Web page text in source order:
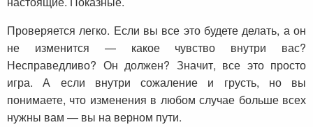
Проверяется легко. Если вы все это будете делать, а он
не изменится — какое чувство внутри вас?
Несправедливо? Он должен? Значит, все это просто
игра. А если внутри сожаление и грусть, но вы
понимаете, что изменения в любом случае больше всех
нужны вам — вы на верном пути.